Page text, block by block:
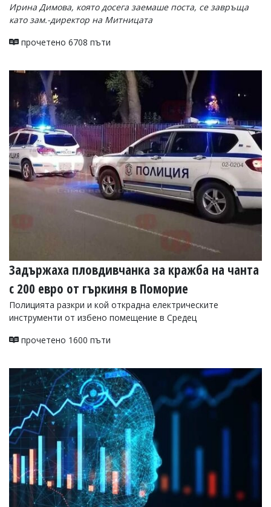
Ирина Димова, която досега заемаше поста, се завръща
като зам.-директор на Митницата
прочетено 6708 пъти
Задържаха пловдивчанка за кражба на чанта
с 200 евро от гъркиня в Поморие
Полицията разкри и кой открадна електрическите
инструменти от избено помещение в Средец
прочетено 1600 пъти